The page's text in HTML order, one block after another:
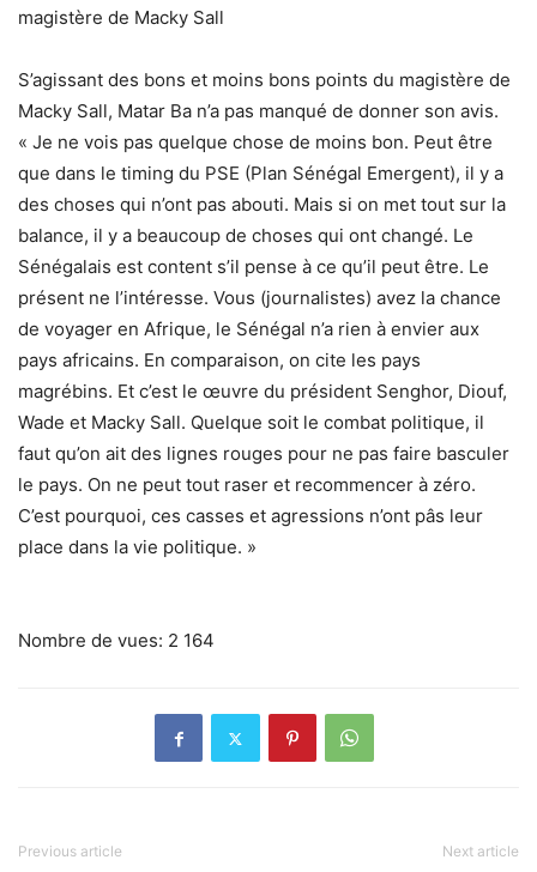
magistère de Macky Sall
S’agissant des bons et moins bons points du magistère de
Macky Sall, Matar Ba n’a pas manqué de donner son avis.
« Je ne vois pas quelque chose de moins bon. Peut être
que dans le timing du PSE (Plan Sénégal Emergent), il y a
des choses qui n’ont pas abouti. Mais si on met tout sur la
balance, il y a beaucoup de choses qui ont changé. Le
Sénégalais est content s’il pense à ce qu’il peut être. Le
présent ne l’intéresse. Vous (journalistes) avez la chance
de voyager en Afrique, le Sénégal n’a rien à envier aux
pays africains. En comparaison, on cite les pays
magrébins. Et c’est le œuvre du président Senghor, Diouf,
Wade et Macky Sall. Quelque soit le combat politique, il
faut qu’on ait des lignes rouges pour ne pas faire basculer
le pays. On ne peut tout raser et recommencer à zéro.
C’est pourquoi, ces casses et agressions n’ont pâs leur
place dans la vie politique. »
Nombre de vues: 2 164
Previous article Next article